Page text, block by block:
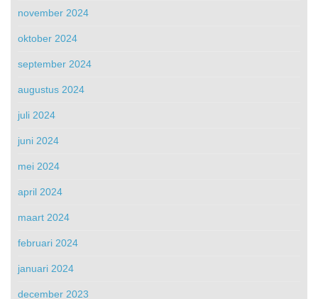
november 2024
oktober 2024
september 2024
augustus 2024
juli 2024
juni 2024
mei 2024
april 2024
maart 2024
februari 2024
januari 2024
december 2023